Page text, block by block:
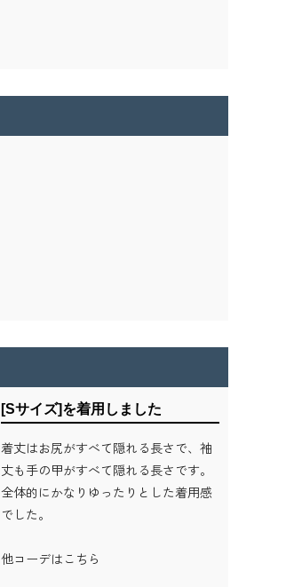
[Sサイズ]を着用しました
着丈はお尻がすべて隠れる長さで、袖
丈も手の甲がすべて隠れる長さです。
全体的にかなりゆったりとした着用感
でした。
他コーデはこちら